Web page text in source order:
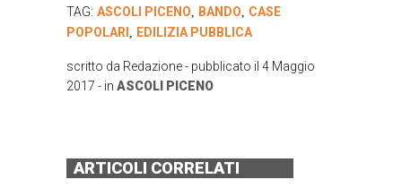
TAG: ASCOLI PICENO, BANDO, CASE
POPOLARI , EDILIZIA PUBBLICA
scritto da Redazione- pubblicato il 4 Maggio
2017 - in ASCOLI PICENO
ARTICOLI CORRELATI